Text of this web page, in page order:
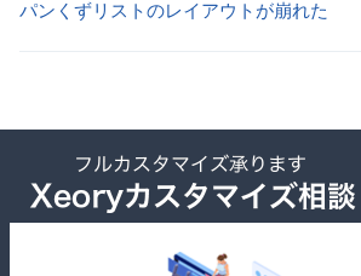
パンくずリストのレイアウトが崩れた